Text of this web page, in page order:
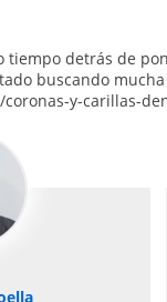
tiempo detrás de
buscando
y-carillas-